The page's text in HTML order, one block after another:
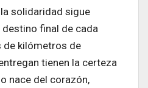
solidaridad sigue
destino final de cada
de kilómetros de
tienen la certeza
nace del corazón,